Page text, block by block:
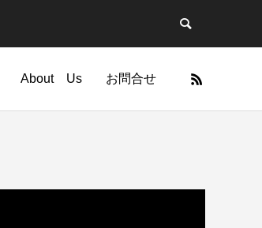
About Us お問合せ